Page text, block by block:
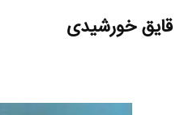
قایق خورشیدی